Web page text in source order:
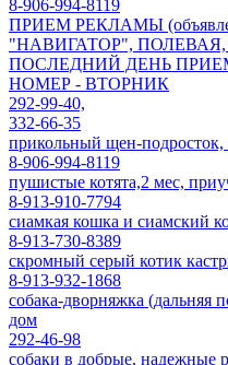
8-906-994-8119
ПРИЕМ РЕКЛАМЫ
"НАВИГАТОР", ПОЛЕВАЯ,
ПОСЛЕДНИЙ ДЕНЬ
НОМЕР - ВТОРНИК
292-99-40,
332-66-35
прикольный щен-подросток,
8-906-994-8119
пушистые котята,2 мес,
8-913-910-7794
сиамкая кошка и сиамский
8-913-730-8389
скромный серый котик
8-913-932-1868
собака-дворняжка (дальняя
дом
292-46-98
собаки в добрые, надежные